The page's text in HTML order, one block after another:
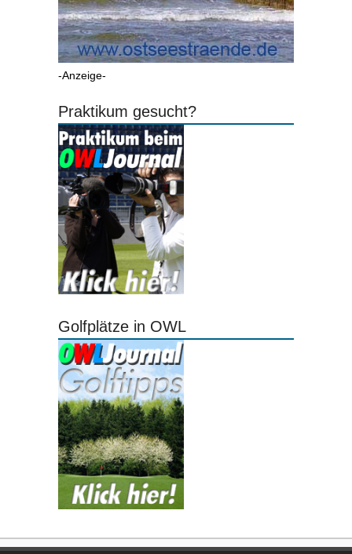
-Anzeige-
Praktikum gesucht?
Golfplätze in OWL